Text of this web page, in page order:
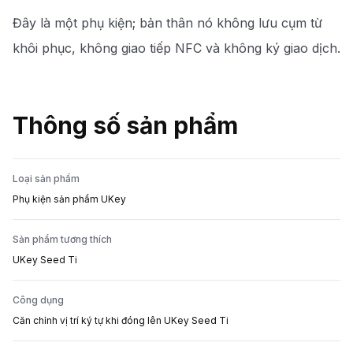
Đây là một phụ kiện; bản thân nó không lưu cụm từ
khôi phục, không giao tiếp NFC và không ký giao dịch.
Thông số sản phẩm
Loại sản phẩm
Phụ kiện sản phẩm UKey
Sản phẩm tương thích
UKey Seed Ti
Công dụng
Căn chỉnh vị trí ký tự khi đóng lên UKey Seed Ti